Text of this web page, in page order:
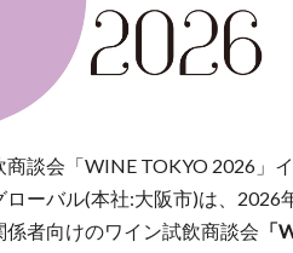
商談会「WINE TOKYO 2026」
ローバル(本社:⼤阪市)は、
係者向けのワイン試飲商談会 「